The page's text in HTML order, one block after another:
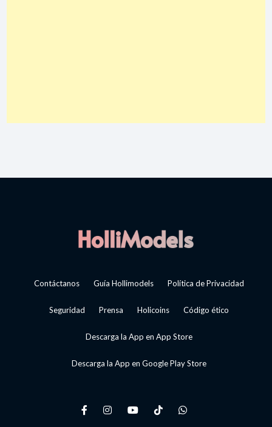
Contáctanos Guía Hollimodels Política de Privacidad
Seguridad Prensa Holicoins Código ético
Descarga la App en App Store
Descarga la App en Google Play Store